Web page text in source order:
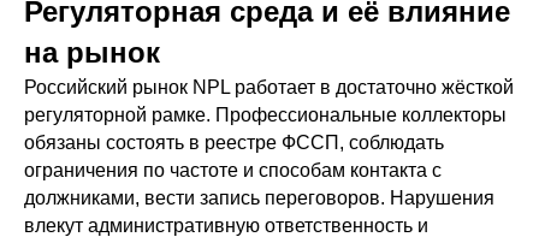
Регуляторная среда и её влияние
на рынок
Российский рынок NPL работает в достаточно жёсткой
регуляторной рамке. Профессиональные коллекторы
обязаны состоять в реестре ФССП, соблюдать
ограничения по частоте и способам контакта с
должниками, вести запись переговоров. Нарушения
влекут административную ответственность и